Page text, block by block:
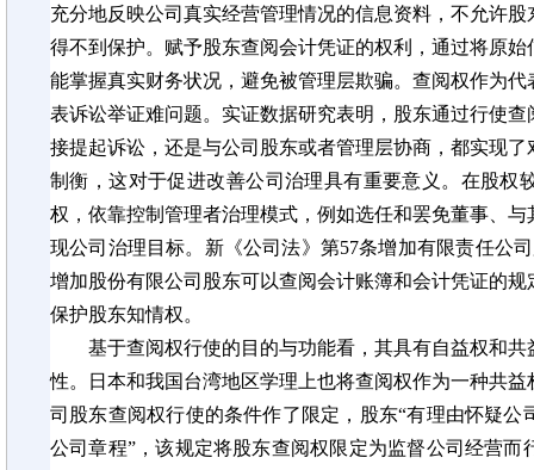
充分地反映公司真实经营管理情况的信息资料，不允许
得不到保护。赋予股东查阅会计凭证的权利，通过将原
能掌握真实财务状况，避免被管理层欺骗。查阅权作为
表诉讼举证难问题。实证数据研究表明，股东通过行使
接提起诉讼，还是与公司股东或者管理层协商，都实现
制衡，这对于促进改善公司治理具有重要意义。在股权
权，依靠控制管理者治理模式，例如选任和罢免董事、
现公司治理目标。新《公司法》第57条增加有限责任公
增加股份有限公司股东可以查阅会计账簿和会计凭证的规
保护股东知情权。
基于查阅权行使的目的与功能看，其具有自益权和
性。日本和我国台湾地区学理上也将查阅权作为一种共
司股东查阅权行使的条件作了限定，股东“有理由怀疑公
公司章程”，该规定将股东查阅权限定为监督公司经营